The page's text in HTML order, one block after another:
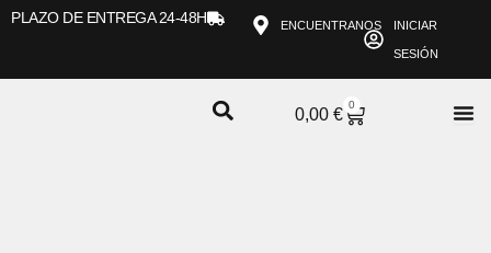
PLAZO DE ENTREGA 24-48H ENCUENTRANOS INICIAR
SESIÓN
0,00€
0
CARRITO